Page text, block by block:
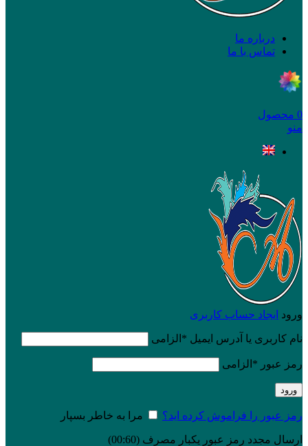
درباره ما
تماس با ما
0 محصول
منو
ورود ایجاد حساب کاربری
نام کاربری یا آدرس ایمیل * الزامی
رمز عبور * الزامی
ورود
رمز عبور را فراموش کرده اید؟ مرا به خاطر بسپار
ارسال مجدد رمز عبور یکبار مصرف (00:
60
)